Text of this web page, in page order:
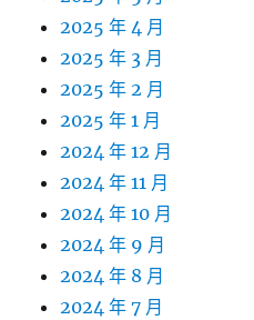
2025 年 4 月
2025 年 3 月
2025 年 2 月
2025 年 1 月
2024 年 12 月
2024 年 11 月
2024 年 10 月
2024 年 9 月
2024 年 8 月
2024 年 7 月